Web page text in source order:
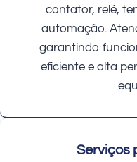
contator, relé,
automação.
garantindo
eficiente e alta
Serviços